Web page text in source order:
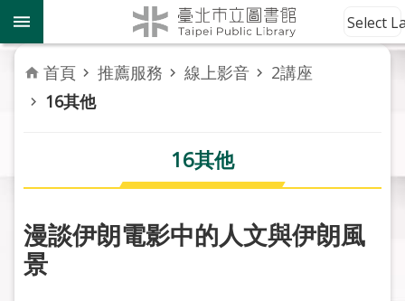
跳到主要內容區塊
到
館
資
訊
務
活
動
報
Select
首頁 推薦服務 線上影音
2講座
16其他
16其他
漫談伊朗電影中的人文與伊朗風
景